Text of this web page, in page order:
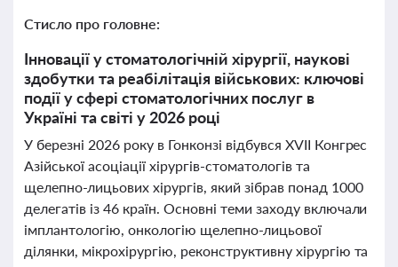
Стисло про головне:
Інновації у стоматологічній хірургії, наукові
здобутки та реабілітація військових: ключові
події у сфері стоматологічних послуг в
Україні та світі у 2026 році
У березні 2026 року в Гонконзі відбувся XVІІ Конгрес
Азійської асоціації хірургів-стоматологів та
щелепно-лицьових хірургів, який зібрав понад 1000
делегатів із 46 країн. Основні теми заходу включали
імплантологію, онкологію щелепно-лицьової
ділянки, мікрохірургію, реконструктивну хірургію та